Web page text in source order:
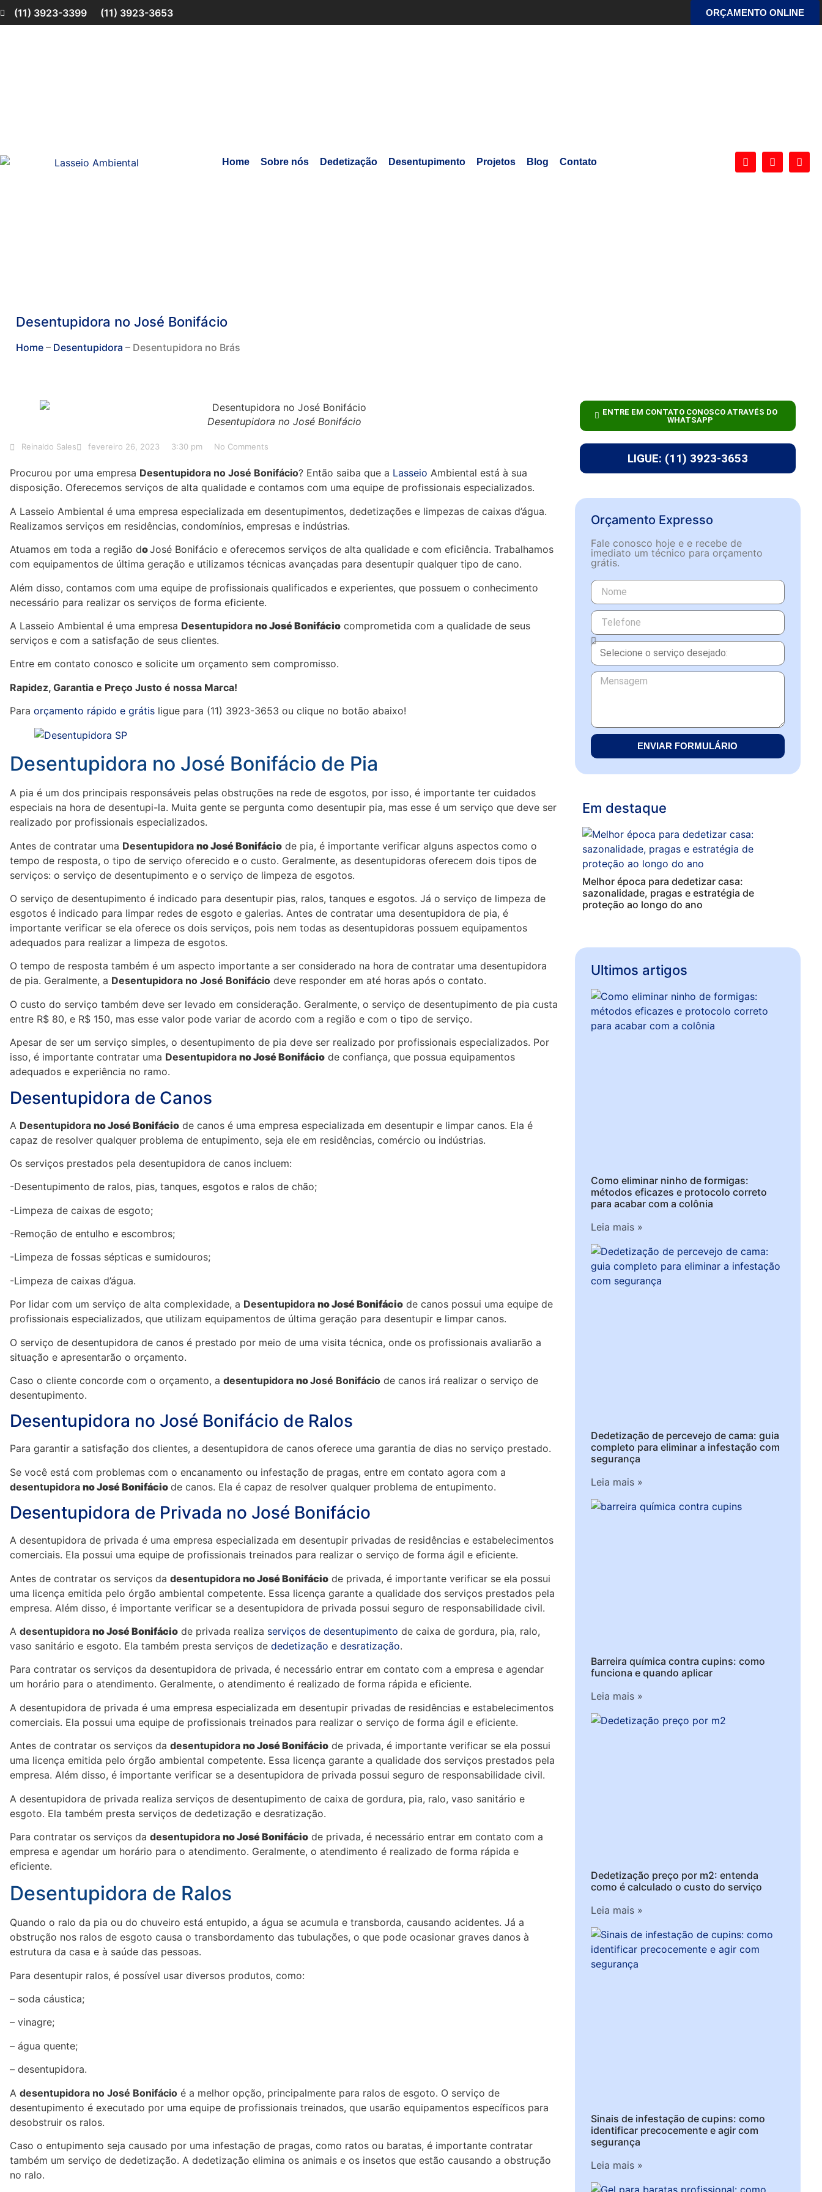
(11) 3923-3399 (11) 3923-3653 ORÇAMENTO ONLINE
Home Sobre nós Dedetização Desentupimento Projetos Blog Contato
Desentupidora no José Bonifácio
Home – Desentupidora – Desentupidora no Brás
Desentupidora no José Bonifácio
Reinaldo Sales fevereiro 26, 2023 3:30 pm No Comments
Procurou por uma empresa Desentupidora no José Bonifácio? Então saiba que a Lasseio Ambiental está à sua
disposição. Oferecemos serviços de alta qualidade e contamos com uma equipe de profissionais especializados.
A Lasseio Ambiental é uma empresa especializada em desentupimentos, dedetizações e limpezas de caixas d’água.
Realizamos serviços em residências, condomínios, empresas e indústrias.
Atuamos em toda a região doJosé Bonifácio e oferecemos serviços de alta qualidade e com eficiência. Trabalhamos
com equipamentos de última geração e utilizamos técnicas avançadas para desentupir qualquer tipo de cano.
Além disso, contamos com uma equipe de profissionais qualificados e experientes, que possuem o conhecimento
necessário para realizar os serviços de forma eficiente.
A Lasseio Ambiental é uma empresa Desentupidora no José Bonifácio comprometida com a qualidade de seus
serviços e com a satisfação de seus clientes.
Entre em contato conosco e solicite um orçamento sem compromisso.
Rapidez, Garantia e Preço Justo é nossa Marca!
Para orçamento rápido e grátis ligue para (11) 3923-3653 ou clique no botão abaixo!
Desentupidora no José Bonifácio de Pia
A pia é um dos principais responsáveis pelas obstruções na rede de esgotos, por isso, é importante ter cuidados
especiais na hora de desentupi-la. Muita gente se pergunta como desentupir pia, mas esse é um serviço que deve ser
realizado por profissionais especializados.
Antes de contratar uma Desentupidora no José Bonifácio de pia, é importante verificar alguns aspectos como o
tempo de resposta, o tipo de serviço oferecido e o custo. Geralmente, as desentupidoras oferecem dois tipos de
serviços: o serviço de desentupimento e o serviço de limpeza de esgotos.
O serviço de desentupimento é indicado para desentupir pias, ralos, tanques e esgotos. Já o serviço de limpeza de
esgotos é indicado para limpar redes de esgoto e galerias. Antes de contratar uma desentupidora de pia, é
importante verificar se ela oferece os dois serviços, pois nem todas as desentupidoras possuem equipamentos
adequados para realizar a limpeza de esgotos.
O tempo de resposta também é um aspecto importante a ser considerado na hora de contratar uma desentupidora
de pia. Geralmente, a Desentupidora no José Bonifácio deve responder em até horas após o contato.
O custo do serviço também deve ser levado em consideração. Geralmente, o serviço de desentupimento de pia custa
entre R$ 80, e R$ 150, mas esse valor pode variar de acordo com a região e com o tipo de serviço.
Apesar de ser um serviço simples, o desentupimento de pia deve ser realizado por profissionais especializados. Por
isso, é importante contratar uma Desentupidora no José Bonifácio de confiança, que possua equipamentos
adequados e experiência no ramo.
Desentupidora de Canos
A Desentupidora no José Bonifácio de canos é uma empresa especializada em desentupir e limpar canos. Ela é
capaz de resolver qualquer problema de entupimento, seja ele em residências, comércio ou indústrias.
Os serviços prestados pela desentupidora de canos incluem:
-Desentupimento de ralos, pias, tanques, esgotos e ralos de chão;
-Limpeza de caixas de esgoto;
-Remoção de entulho e escombros;
-Limpeza de fossas sépticas e sumidouros;
-Limpeza de caixas d’água.
Por lidar com um serviço de alta complexidade, a Desentupidora no José Bonifácio de canos possui uma equipe de
profissionais especializados, que utilizam equipamentos de última geração para desentupir e limpar canos.
O serviço de desentupidora de canos é prestado por meio de uma visita técnica, onde os profissionais avaliarão a
situação e apresentarão o orçamento.
Caso o cliente concorde com o orçamento, a desentupidora noJosé Bonifácio de canos irá realizar o serviço de
desentupimento.
Desentupidora no José Bonifácio de Ralos
Para garantir a satisfação dos clientes, a desentupidora de canos oferece uma garantia de dias no serviço prestado.
Se você está com problemas com o encanamento ou infestação de pragas, entre em contato agora com a
desentupidora no José Bonifácio de canos. Ela é capaz de resolver qualquer problema de entupimento.
Desentupidora de Privada no José Bonifácio
A desentupidora de privada é uma empresa especializada em desentupir privadas de residências e estabelecimentos
comerciais. Ela possui uma equipe de profissionais treinados para realizar o serviço de forma ágil e eficiente.
Antes de contratar os serviços da desentupidora no José Bonifácio de privada, é importante verificar se ela possui
uma licença emitida pelo órgão ambiental competente. Essa licença garante a qualidade dos serviços prestados pela
empresa. Além disso, é importante verificar se a desentupidora de privada possui seguro de responsabilidade civil.
A desentupidora no José Bonifácio de privada realiza serviços de desentupimento de caixa de gordura, pia, ralo,
vaso sanitário e esgoto. Ela também presta serviços de dedetização e desratização.
Para contratar os serviços da desentupidora de privada, é necessário entrar em contato com a empresa e agendar
um horário para o atendimento. Geralmente, o atendimento é realizado de forma rápida e eficiente.
A desentupidora de privada é uma empresa especializada em desentupir privadas de residências e estabelecimentos
comerciais. Ela possui uma equipe de profissionais treinados para realizar o serviço de forma ágil e eficiente.
Antes de contratar os serviços da desentupidora no José Bonifácio de privada, é importante verificar se ela possui
uma licença emitida pelo órgão ambiental competente. Essa licença garante a qualidade dos serviços prestados pela
empresa. Além disso, é importante verificar se a desentupidora de privada possui seguro de responsabilidade civil.
A desentupidora de privada realiza serviços de desentupimento de caixa de gordura, pia, ralo, vaso sanitário e
esgoto. Ela também presta serviços de dedetização e desratização.
Para contratar os serviços da desentupidora no José Bonifácio de privada, é necessário entrar em contato com a
empresa e agendar um horário para o atendimento. Geralmente, o atendimento é realizado de forma rápida e
eficiente.
Desentupidora de Ralos
Quando o ralo da pia ou do chuveiro está entupido, a água se acumula e transborda, causando acidentes. Já a
obstrução nos ralos de esgoto causa o transbordamento das tubulações, o que pode ocasionar graves danos à
estrutura da casa e à saúde das pessoas.
Para desentupir ralos, é possível usar diversos produtos, como:
– soda cáustica;
– vinagre;
– água quente;
– desentupidora.
A desentupidora no José Bonifácio é a melhor opção, principalmente para ralos de esgoto. O serviço de
desentupimento é executado por uma equipe de profissionais treinados, que usarão equipamentos específicos para
desobstruir os ralos.
Caso o entupimento seja causado por uma infestação de pragas, como ratos ou baratas, é importante contratar
também um serviço de dedetização. A dedetização elimina os animais e os insetos que estão causando a obstrução
no ralo.
ENTRE EM CONTATO CONOSCO ATRAVÉS DO
WHATSAPP
LIGUE: (11) 3923-3653
Orçamento Expresso
Fale conosco hoje e e recebe de
imediato um técnico para orçamento
grátis.
ENVIAR FORMULÁRIO
Em destaque
Melhor época para dedetizar casa:
sazonalidade, pragas e estratégia de
proteção ao longo do ano
Ultimos artigos
Como eliminar ninho de formigas:
métodos eficazes e protocolo correto
para acabar com a colônia
Leia mais »
Dedetização de percevejo de cama: guia
completo para eliminar a infestação com
segurança
Leia mais »
Barreira química contra cupins: como
funciona e quando aplicar
Leia mais »
Dedetização preço por m2: entenda
como é calculado o custo do serviço
Leia mais »
Sinais de infestação de cupins: como
identificar precocemente e agir com
segurança
Leia mais »